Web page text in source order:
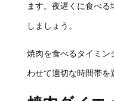
ます。夜遅くに食べ
しましょう。
焼肉を食べるタイミン
わせて適切な時間帯を